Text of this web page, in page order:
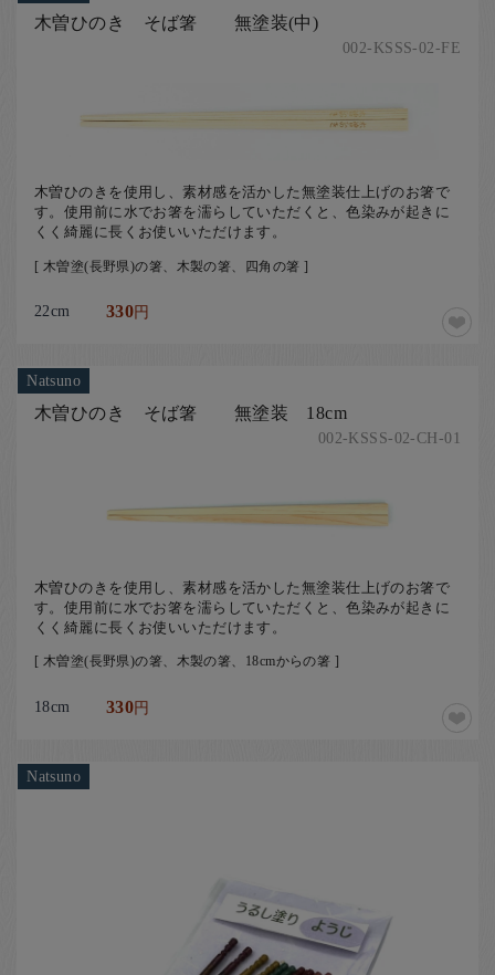
木曽ひのき そば箸 無塗装(中)
002-KSSS-02-FE
木曽ひのきを使用し、素材感を活かした無塗装仕上げのお箸で
す。使用前に水でお箸を濡らしていただくと、色染みが起きに
くく綺麗に長くお使いいただけます。
[ 木曽塗(長野県)の箸、木製の箸、四角の箸 ]
22cm 330円
Natsuno
木曽ひのき そば箸 無塗装 18cm
002-KSSS-02-CH-01
木曽ひのきを使用し、素材感を活かした無塗装仕上げのお箸で
す。使用前に水でお箸を濡らしていただくと、色染みが起きに
くく綺麗に長くお使いいただけます。
[ 木曽塗(長野県)の箸、木製の箸、18cmからの箸 ]
18cm 330円
Natsuno